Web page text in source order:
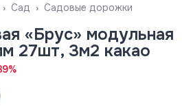
Садовые дорожки
Сад ›
›
«Брус» модульная
27шт, 3м2 какао
%